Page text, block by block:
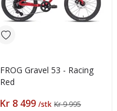
FROG Gravel 53 - Racing
Red
Pris
Kr 8 499 /stk Kr 9 995